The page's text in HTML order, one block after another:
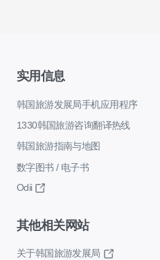
实用信息
韩国旅游发展局手机应用程序
1330韩国旅游咨询翻译热线
韩国旅游指南与地图
数字图书 / 电子书
Odii
其他相关网站
关于韩国旅游发展局